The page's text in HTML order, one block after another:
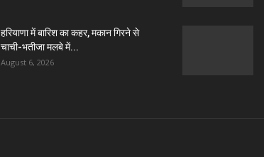
हरियाणा में बारिश का कहर, मकान गिरने से
चाची-भतीजा मलबे में...
August 6, 2026